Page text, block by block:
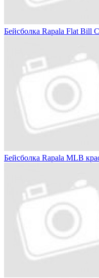
Бейсболка Rapala Flat Bill
Бейсболка Rapala MLB